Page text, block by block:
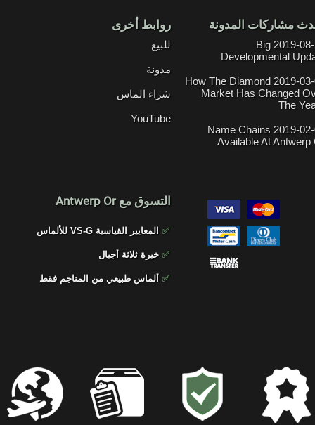
روابط أخرى
للبيع
مدونة
شراء الماس
YouTube
مشاركات المدونة
2019-08-21 Big
Developmental
2019-03-01 How The Diamond
Market Has Changed
The
2019-02-06 Name Chains
Available At Antwerp
التسوق مع Antwerp Or
✅ المعايير القياسية VS-G للألماس
✅ خيرة ثلاثة أجيال
✅ ألماس طبيعي من المناجم فقط